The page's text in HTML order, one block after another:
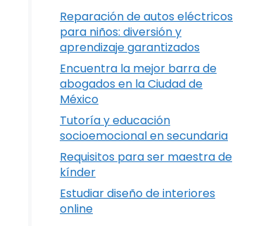
Reparación de autos eléctricos
para niños: diversión y
aprendizaje garantizados
Encuentra la mejor barra de
abogados en la Ciudad de
México
Tutoría y educación
socioemocional en secundaria
Requisitos para ser maestra de
kínder
Estudiar diseño de interiores
online